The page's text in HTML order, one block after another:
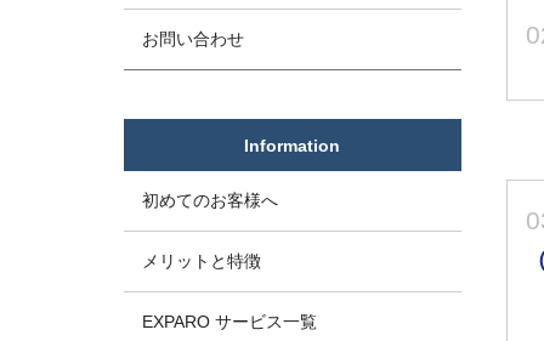
お問い合わせ
Information
初めてのお客様へ
メリットと特徴
EXPARO サービス一覧